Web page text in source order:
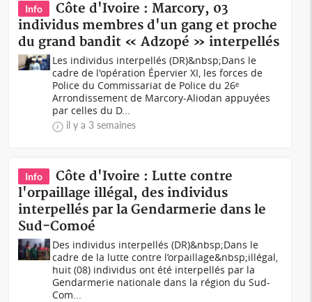
Info
Côte d'Ivoire : Marcory, 03
individus membres d'un gang et proche
du grand bandit « Adzopé » interpellés
Les individus interpellés (DR)&nbsp;Dans le
cadre de l'opération Épervier XI, les forces de
Police du Commissariat de Police du 26ᵉ
Arrondissement de Marcory-Aliodan appuyées
par celles du D...
il y a 3 semaines
Info
Côte d'Ivoire : Lutte contre
l'orpaillage illégal, des individus
interpellés par la Gendarmerie dans le
Sud-Comoé
Des individus interpellés (DR)&nbsp;Dans le
cadre de la lutte contre l’orpaillage&nbsp;illégal,
huit (08) individus ont été interpellés par la
Gendarmerie nationale dans la région du Sud-
Com...